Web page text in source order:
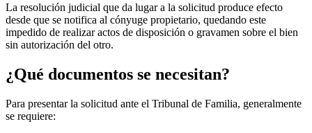
La resolución judicial que da lugar a la solicitud produce efecto
desde que se notifica al cónyuge propietario, quedando este
impedido de realizar actos de disposición o gravamen sobre el bien
sin autorización del otro.
¿Qué documentos se necesitan?
Para presentar la solicitud ante el Tribunal de Familia, generalmente
se requiere: